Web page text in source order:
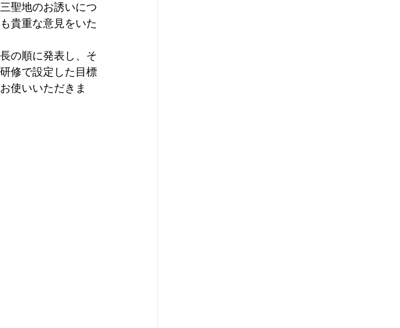
聖地のお誘いにつ
貴重な意見をいた
の順に発表し、そ
修で設定した目標
使いいただきま